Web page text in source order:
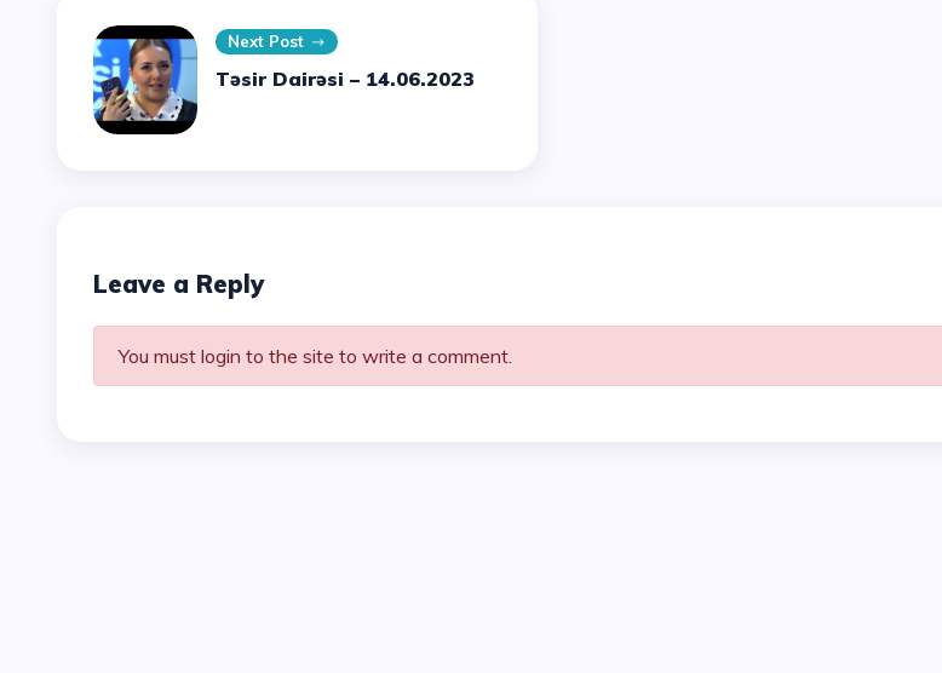
Next Post
Təsir Dairəsi – 14.06.2023
Leave a Reply
You must login to the site to write a comment.